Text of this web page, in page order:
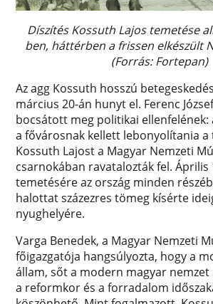
Díszítés Kossuth Lajos temetése
ben, háttérben a frissen elkészült
(Forrás: Fortepan)
Az agg Kossuth hosszú
március 20-án hunyt el. Ferenc
bocsátott meg politikai ellenfelének:
a fővárosnak kellett lebonyolítania a
Kossuth Lajost a Magyar Nemzeti
csarnokában ravatalozták fel.
temetésére az ország minden
halottat százezres tömeg kísérte
nyughelyére.
Varga Benedek, a Magyar Nemzeti
főigazgatója hangsúlyozta, hogy a
állam, sőt a modern magyar nemzet
a reformkor és a forradalom